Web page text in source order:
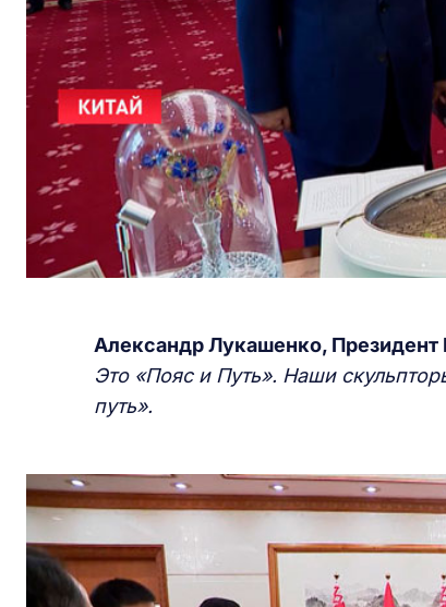
Александр Лукашенко, Президент
Это «Пояс и Путь». Наши
путь».